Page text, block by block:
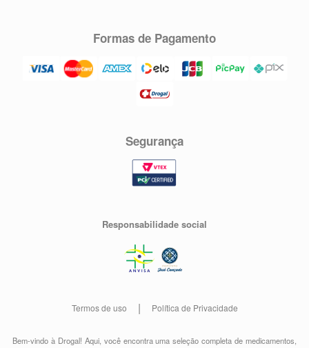
Formas de Pagamento
Segurança
Responsabilidade social
Termos de uso Política de Privacidade
Bem-vindo à Drogal! Aqui, você encontra uma seleção completa demedicamentos